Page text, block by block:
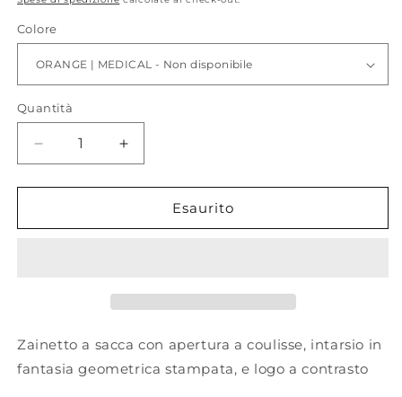
Colore
Quantità
Quantità
Diminuisci
quantità
per
Sacca
Aumenta
quantità
per
Sacca
Esaurito
Zainetto a sacca con apertura a coulisse, intarsio in
fantasia geometrica stampata, e logo a contrasto